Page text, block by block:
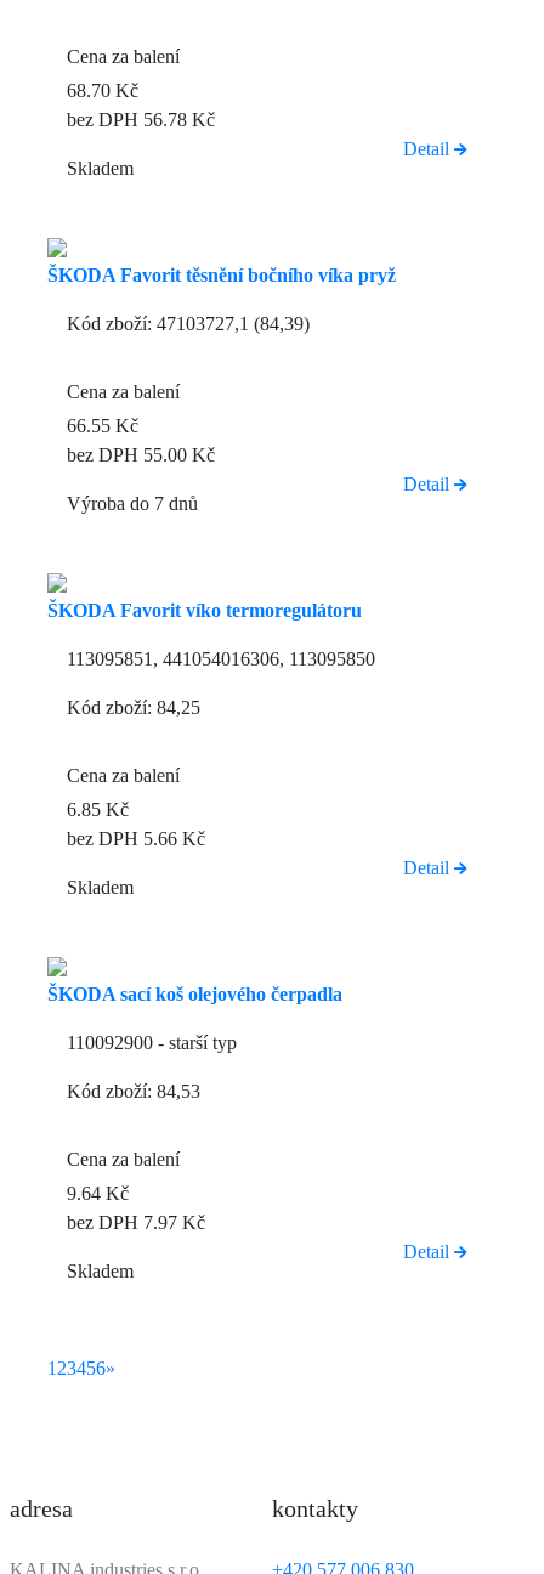
Cena za balení
68.70 Kč
bez DPH 56.78 Kč
Skladem
Detail
ŠKODA Favorit těsnění bočního víka pryž
Kód zboží: 47103727,1 (84,39)
Cena za balení
66.55 Kč
bez DPH 55.00 Kč
Výroba do 7 dnů
Detail
ŠKODA Favorit víko termoregulátoru
113095851, 441054016306, 113095850
Kód zboží: 84,25
Cena za balení
6.85 Kč
bez DPH 5.66 Kč
Skladem
Detail
ŠKODA sací koš olejového čerpadla
110092900 - starší typ
Kód zboží: 84,53
Cena za balení
9.64 Kč
bez DPH 7.97 Kč
Skladem
Detail
1 23456»
adresa
KALINA industries s.r.o.
kontakty
+420 577 006 830